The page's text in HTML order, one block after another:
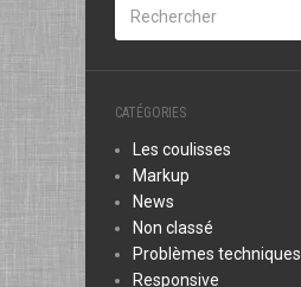
CATÉGORIES
Les coulisses
Markup
News
Non classé
Problèmes techniques
Responsive